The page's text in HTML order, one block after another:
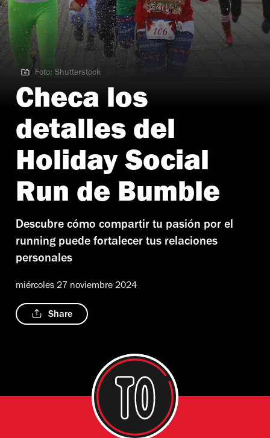
Foto: Shutterstock
Foto: Shutterstock
Checa los
detalles del
Holiday Social
Run de Bumble
Descubre cómo compartir tu pasión por el
running puede fortalecer tus relaciones
personales
miércoles 27 noviembre 2024
Share